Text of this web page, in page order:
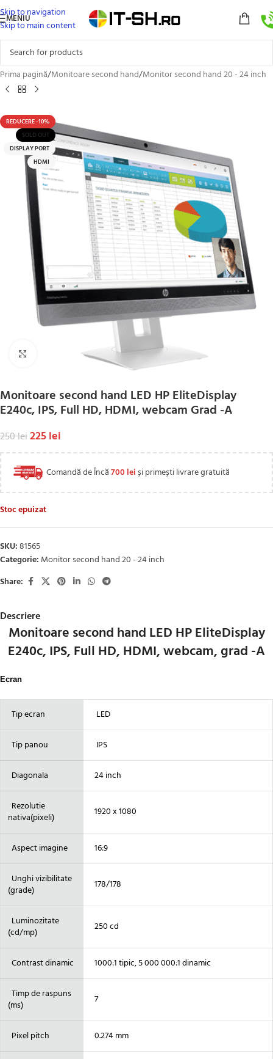
Skip to navigation
Skip to main content
MENIU
Prima pagină/Monitoare second hand/Monitor second hand 20 - 24 inch
REDUCERE -10%
SOLD OUT
DISPLAY PORT
HDMI
Click to enlarge
Monitoare second hand LED HP EliteDisplay
E240c, IPS, Full HD, HDMI, webcam Grad -A
250lei225lei
Comandă de Încă700 leiși primești livrare gratuită
Stoc epuizat
SKU:81565
Categorie: Monitor second hand 20 - 24 inch
Share:
Descriere
Monitoare second hand LED HP EliteDisplay
E240c, IPS, Full HD, HDMI, webcam, grad -A
Ecran
Tip ecran LED
Tip panou IPS
Diagonala 24 inch
Rezolutie
nativa(pixeli)
1920 x 1080
Aspect imagine 16:9
Unghi vizibilitate
(grade)
178/178
Luminozitate
(cd/mp)
250 cd
Contrast dinamic 1000:1 tipic, 5 000 000:1 dinamic
Timp de raspuns
(ms)
7
Pixel pitch 0.274 mm